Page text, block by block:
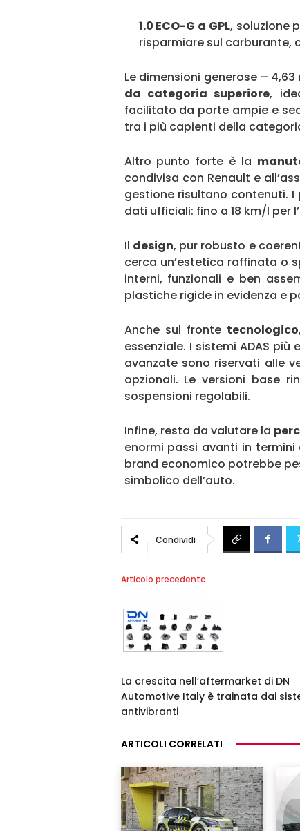
1.0 ECO-G a GPL, soluzione
risparmiare sul carburante,
Le dimensioni generose –
da categoria superiore,
facilitato da porte ampie e
tra i più capienti della
Altro punto forte è la
condivisa con Renault e
gestione risultano contenuti.
dati ufficiali: fino a 18 km/l per
Il design, pur robusto e
cerca un’estetica raffinata o
interni, funzionali e ben
plastiche rigide in evidenza e
Anche sul fronte tecnologico
essenziale. I sistemi ADAS
avanzate sono riservati alle
opzionali. Le versioni base
sospensioni regolabili.
Infine, resta da valutare la
enormi passi avanti in
brand economico potrebbe
simbolico dell’auto.
Condividi
Articolo precedente
La crescita nell’aftermarket di DN
Automotive Italy è trainata dai
antivibranti
ARTICOLI CORRELATI